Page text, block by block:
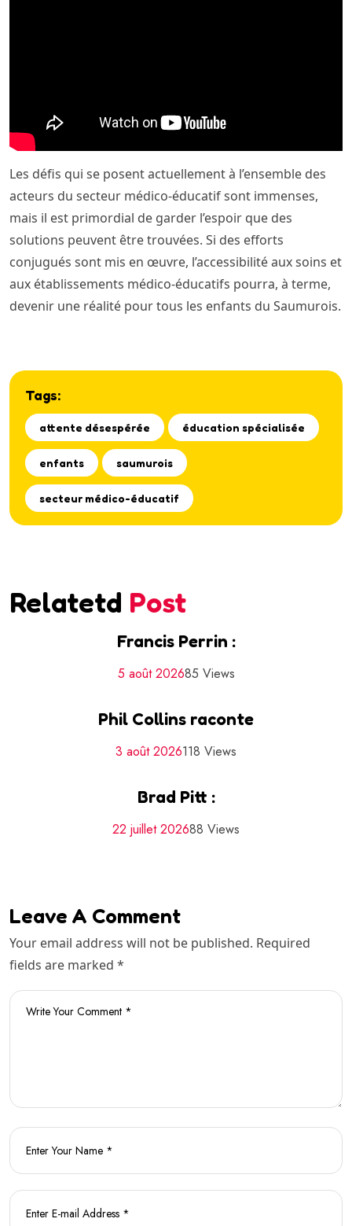
Les défis qui se posent actuellement à l’ensemble des
acteurs du secteur médico-éducatif sont immenses,
mais il est primordial de garder l’espoir que des
solutions peuvent être trouvées. Si des efforts
conjugués sont mis en œuvre, l’accessibilité aux soins et
aux établissements médico-éducatifs pourra, à terme,
devenir une réalité pour tous les enfants du Saumurois.
Tags:
attente désespérée éducation spécialisée
enfants saumurois
secteur médico-éducatif
Relatetd Post
Francis Perrin :
5 août 202685 Views
Phil Collins raconte
3 août 2026118 Views
Brad Pitt :
22 juillet 202688 Views
Leave A Comment
Your email address will not be published. Required
fields are marked *